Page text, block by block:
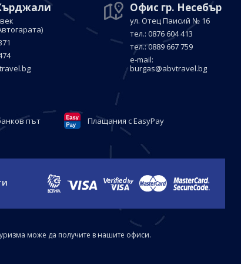
Офис гр. Несебър
ул. Отец Паисий № 16
тел.: 0876 604 413
тел.: 0889 667 759
е-mail:
burgas@abvtravel.bg
път Плащания с EasyPay
може да получите в нашите офиси.